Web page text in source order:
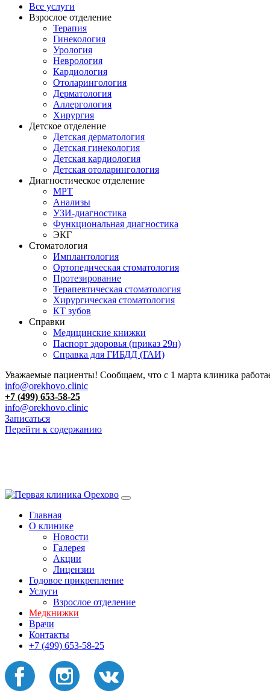
Все услуги
Взрослое отделение
Терапия
Гинекология
Урология
Неврология
Кардиология
Отоларингология
Дерматология
Аллергология
Хирургия
Детское отделение
Детская дерматология
Детская гинекология
Детская кардиология
Детская отоларингология
Диагностическое отделение
МРТ
Анализы
УЗИ-диагностика
Функциональная диагностика
ЭКГ
Стоматология
Имплантология
Ортопедическая стоматология
Протезирование
Терапевтическая стоматология
Хирургическая стоматология
КТ зубов
Справки
Медицинские книжки
Паспорт здоровья (приказ 29н)
Справка для ГИБДД (ГАИ)
Уважаемые пациенты! Сообщаем, что с 1 марта клиника
info@orekhovo.clinic
+7 (499) 653-58-25
info@orekhovo.clinic
Записаться
Перейти к содержанию
Главная
О клинике
Новости
Галерея
Акции
Лицензии
Годовое прикрепление
Услуги
Взрослое отделение
Медкнижки
Врачи
Контакты
+7 (499) 653-58-25